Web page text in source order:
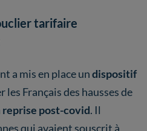
tarifaire
a mis en place undispositif
Français des hausses de
reprise post-covid. Il
qui avaient souscrit à